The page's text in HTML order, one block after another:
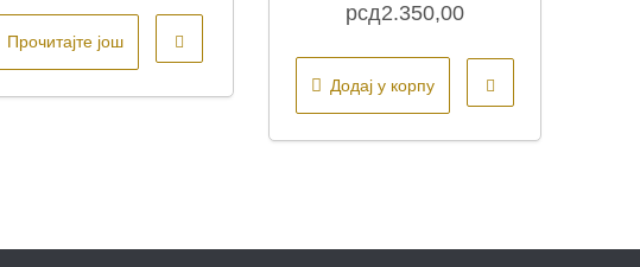
са
од
Прочитајте још
са
0
5
рсд2.350,00
Додај у корпу